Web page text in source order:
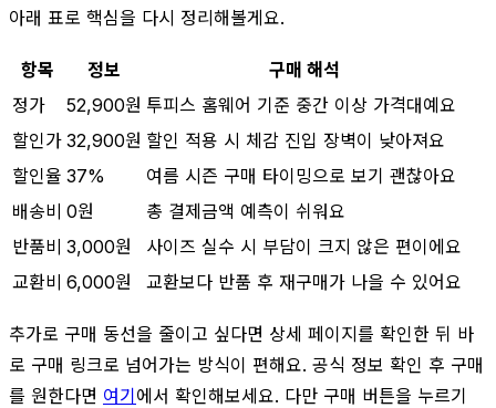
아래 표로 핵심을 다시 정리해볼게요.
항목 정보
구매 해석
정가
52,900원 투피스 홈웨어 기준 중간 이상 가격대예요
할인가 32,900원 할인 적용 시 체감 진입 장벽이 낮아져요
할인율 37%
여름 시즌 구매 타이밍으로 보기 괜찮아요
배송비 0원
총 결제금액 예측이 쉬워요
반품비 3,000원
사이즈 실수 시 부담이 크지 않은 편이에요
교환비 6,000원 교환보다 반품 후 재구매가 나을 수 있어요
추가로 구매 동선을 줄이고 싶다면 상세 페이지를 확인한 뒤 바
로 구매 링크로 넘어가는 방식이 편해요. 공식 정보 확인 후 구매
를 원한다면 여기에서 확인해보세요. 다만 구매 버튼을 누르기